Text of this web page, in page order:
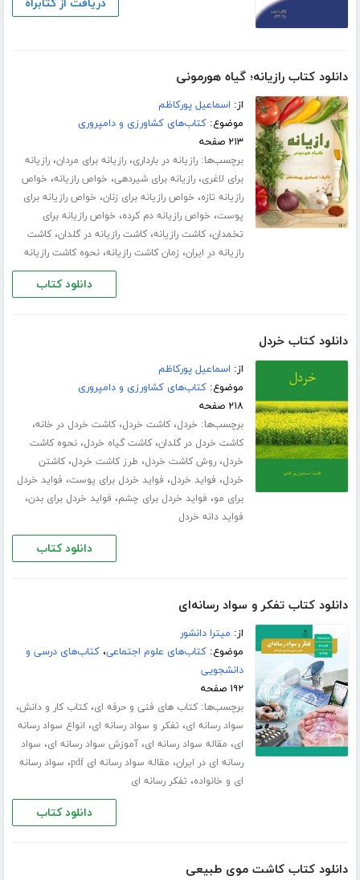
دریافت از کتابراه
دانلود کتاب رازیانه؛ گیاه هورمونی
از: اسماعیل پورکاظم
موضوع:کتاب‌های کشاورزی و دامپروری
۲۱۳ صفحه
برچسب‌ها:رازیانه در بارداری،رازیانه برای مردان،رازیانه
برای لاغری،رازیانه برای شیردهی، خواص رازیانه، خواص
رازیانه تازه، خواص رازیانه برای زنان، خواص رازیانه برای
پوست، خواص رازیانه دم کرده، خواص رازیانه برای
تخمدان،کاشت رازیانه،کاشت رازیانه در گلدان،کاشت
رازیانه در ایران، زمان کاشت رازیانه،نحوه کاشت رازیانه
دانلود کتاب
دانلود کتاب خردل
از: اسماعیل پورکاظم
موضوع:کتاب‌های کشاورزی و دامپروری
۲۱۸ صفحه
برچسب‌ها: خردل،کاشت خردل،کاشت خردل در خانه،
کاشت خردل در گلدان،کاشت گیاه خردل،نحوه کاشت
خردل،روش کاشت خردل، طرز کاشت خردل،کاشتن
خردل، فواید خردل، فواید خردل برای پوست، فواید خردل
برای مو، فواید خردل برای چشم، فواید خردل برای بدن،
فواید دانه خردل
دانلود کتاب
دانلود کتاب تفکر و سواد رسانه‌ای
از: میترا دانشور
موضوع:کتاب‌های علوم اجتماعی،کتاب‌های درسی و
دانشجویی
۱۹۲ صفحه
برچسب‌ها:کتاب های فنی و حرفه ای،کتاب کار و دانش،
سواد رسانه ای، تفکر و سواد رسانه ای، انواع سواد رسانه
ای، مقاله سواد رسانه ای،آموزش سواد رسانه ای، سواد
رسانه ای در ایران، مقاله سواد رسانه ای pdf ، سواد رسانه
ای و خانواده، تفکر رسانه ای
دانلود کتاب
دانلود کتاب کاشت موی طبیعی